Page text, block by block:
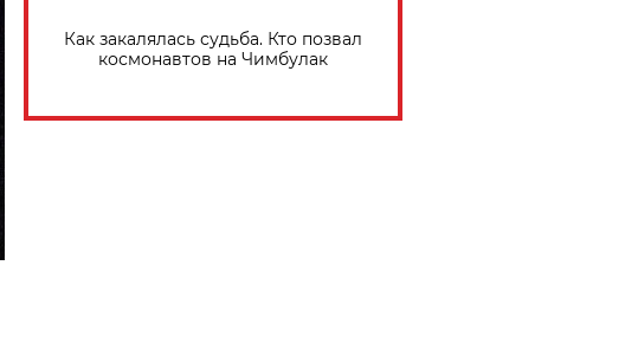
Как закалялась судьба. Кто позвал
космонавтов на Чимбулак